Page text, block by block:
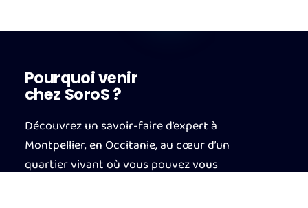
Pourquoi venir
chez SoroS ?
Découvrez un savoir-faire d’expert à
Montpellier, en Occitanie, au cœur d’un
quartier vivant où vous pouvez vous